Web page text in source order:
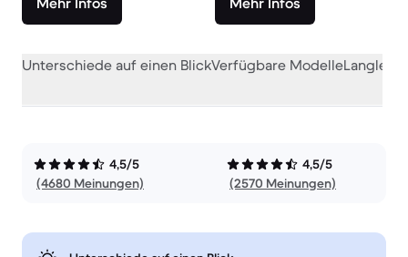
Unterschiede auf einen BlickVerfügbare Modelle
4,5/5
(4680 Meinungen)
4,5/5
(2570 Meinungen)